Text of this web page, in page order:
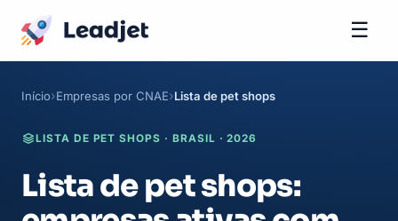
☰
Início Empresas por CNAE Lista de pet shops
LISTA DE PET SHOPS · BRASIL · 2026
Lista de pet shops: